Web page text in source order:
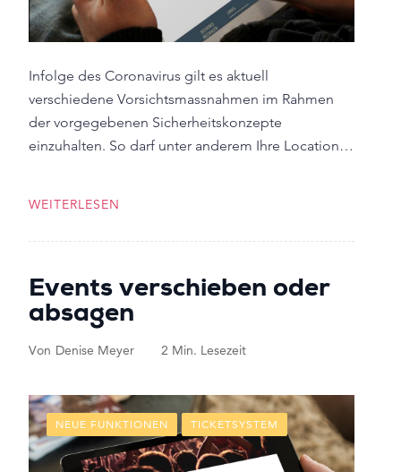
Infolge des Coronavirus gilt es aktuell
verschiedene Vorsichtsmassnahmen im Rahmen
der vorgegebenen Sicherheitskonzepte
einzuhalten. So darf unter anderem Ihre Location…
WEITERLESEN
Events verschieben oder
absagen
Von Denise Meyer 2 Min. Lesezeit
NEUE FUNKTIONEN TICKETSYSTEM